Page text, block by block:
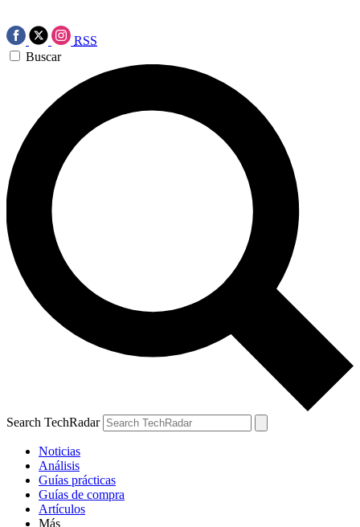
RSS
Buscar
Search TechRadar
Noticias
Análisis
Guías prácticas
Guías de compra
Artículos
Más